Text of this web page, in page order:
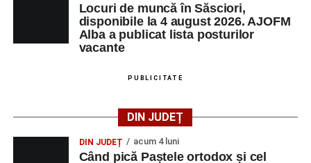
Locuri de muncă în Săsciori,
disponibile la 4 august 2026. AJOFM
Alba a publicat lista posturilor
vacante
PUBLICITATE
DIN JUDEȚ
DIN JUDEȚ acum 4 luni
Când pică Paștele ortodox și cel